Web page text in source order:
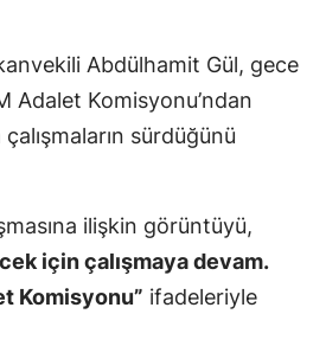
Abdülhamit Gül, gece
Adalet Komisyonu’ndan
çalışmaların sürdüğünü
ilişkin görüntüyü,
için çalışmaya devam.
Komisyonu” ifadeleriyle